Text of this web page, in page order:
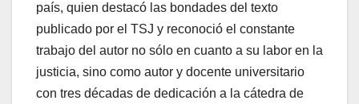
país, quien destacó las bondades del texto
publicado por el TSJ y reconoció el constante
trabajo del autor no sólo en cuanto a su labor en la
justicia, sino como autor y docente universitario
con tres décadas de dedicación a la cátedra de